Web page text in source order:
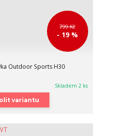
799 Kč
- 19 %
Outdoor Sports H30
Skladem 2 ks
variantu